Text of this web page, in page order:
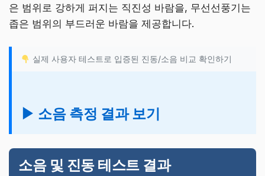
은 범위로 강하게 퍼지는 직진성 바람을, 무선선풍기는
좁은 범위의 부드러운 바람을 제공합니다.
실제 사용자 테스트로 입증된 진동/소음 비교 확인하기
▶ 소음 측정 결과 보기
소음 및 진동 테스트 결과